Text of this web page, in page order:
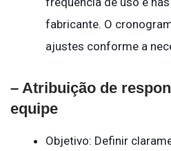
fabricante. O
ajustes conforme a
– Atribuição de
equipe
Objetivo: Definir